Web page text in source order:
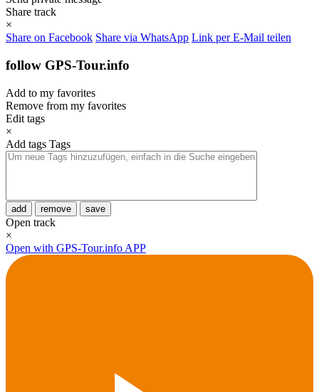
Share track
×
Share on Facebook Share via WhatsApp Link per E-Mail teilen
follow GPS-Tour.info
Add to my favorites
Remove from my favorites
Edit tags
×
Add tags Tags
add remove save
Open track
×
Open with GPS-Tour.info APP